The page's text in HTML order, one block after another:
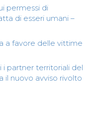
permessi di
di esseri umani –
a favore delle vittime
i partner territoriali del
il nuovo avviso rivolto